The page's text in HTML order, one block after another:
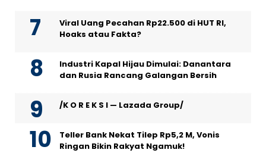
Viral Uang Pecahan Rp22.500 di HUT RI,
Hoaks atau Fakta?
Industri Kapal Hijau Dimulai: Danantara
dan Rusia Rancang Galangan Bersih
/K O R E K S I — Lazada Group/
Teller Bank Nekat Tilep Rp5,2 M, Vonis
Ringan Bikin Rakyat Ngamuk!